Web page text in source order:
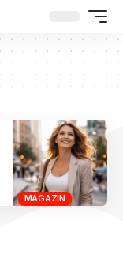
MAGAZIN